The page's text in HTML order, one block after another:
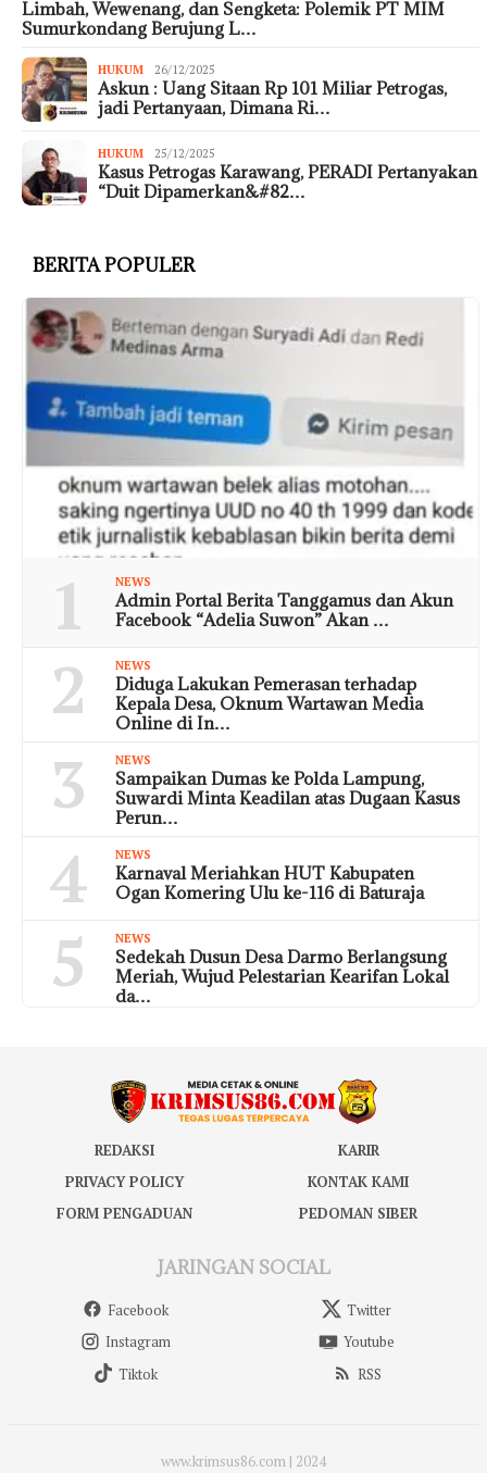
Limbah, Wewenang, dan Sengketa: Polemik PT MIM
Sumurkondang Berujung L…
HUKUM 26/12/2025
Askun : Uang Sitaan Rp 101 Miliar Petrogas,
jadi Pertanyaan, Dimana Ri…
HUKUM 25/12/2025
Kasus Petrogas Karawang, PERADI Pertanyakan
“Duit Dipamerkan&#82…
BERITA POPULER
1 NEWS
Admin Portal Berita Tanggamus dan Akun
Facebook “Adelia Suwon” Akan …
2 NEWS
Diduga Lakukan Pemerasan terhadap
Kepala Desa, Oknum Wartawan Media
Online di In…
3 NEWS
Sampaikan Dumas ke Polda Lampung,
Suwardi Minta Keadilan atas Dugaan Kasus
Perun…
4 NEWS
Karnaval Meriahkan HUT Kabupaten
Ogan Komering Ulu ke-116 di Baturaja
5 NEWS
Sedekah Dusun Desa Darmo Berlangsung
Meriah, Wujud Pelestarian Kearifan Lokal
da…
REDAKSI
KARIR
PRIVACY POLICY
KONTAK KAMI
FORM PENGADUAN
PEDOMAN SIBER
JARINGAN SOCIAL
Facebook
Twitter
Instagram
Youtube
Tiktok
RSS
www.krimsus86.com | 2024